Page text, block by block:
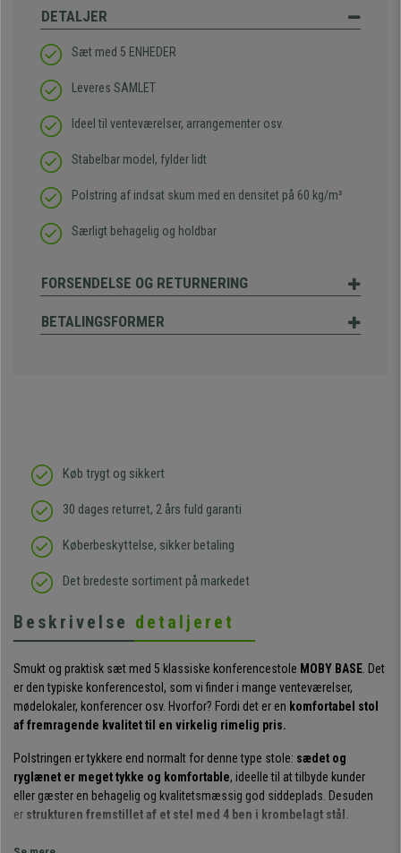
DETALJER
Sæt med 5 ENHEDER
Leveres SAMLET
Ideel til venteværelser, arrangementer osv.
Stabelbar model, fylder lidt
Polstring af indsat skum med en densitet på 60 kg/m³
Særligt behagelig og holdbar
FORSENDELSE OG RETURNERING
BETALINGSFORMER
Køb trygt og sikkert
30 dages returret, 2 års fuld garanti
Køberbeskyttelse, sikker betaling
Det bredeste sortiment på markedet
Beskrivelse detaljeret
Smukt og praktisk sæt med 5 klassiske konferencestole MOBY BASE . Det
er den typiske konferencestol, som vi finder i mange venteværelser,
mødelokaler, konferencer osv. Hvorfor? Fordi det er en komfortabel stol
af fremragende kvalitet til en virkelig rimelig pris.
Polstringen er tykkere end normalt for denne type stole: sædet og
ryglænet er meget tykke og komfortable, ideelle til at tilbyde kunder
eller gæster en behagelig og kvalitetsmæssig god siddeplads. Desuden
er strukturen fremstillet af et stel med 4 ben i krombelagt stål.
Det er værd at nævne